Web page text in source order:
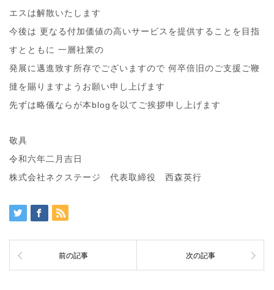
エスは解散いたします
今後は 更なる付加価値の高いサービスを提供することを目指
すとともに 一層社業の
発展に邁進致す所存でございますので 何卒倍旧のご支援ご鞭
撻を賜りますようお願い申し上げます
先ずは略儀ならが本blogを以てご挨拶申し上げます
敬具
令和六年二月吉日
株式会社ネクステージ 代表取締役 西森英行
前の記事 次の記事